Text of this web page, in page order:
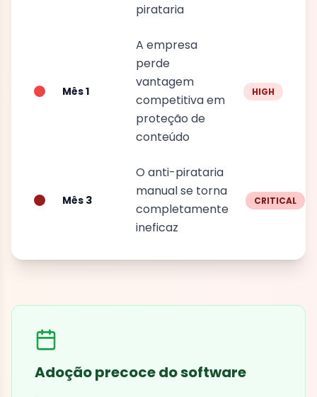
pirataria
Mês 1
A empresa
perde
vantagem
competitiva em
proteção de
conteúdo
HIGH
Mês 3
O anti-pirataria
manual se torna
completamente
ineficaz
CRITICAL
Adoção precoce do software